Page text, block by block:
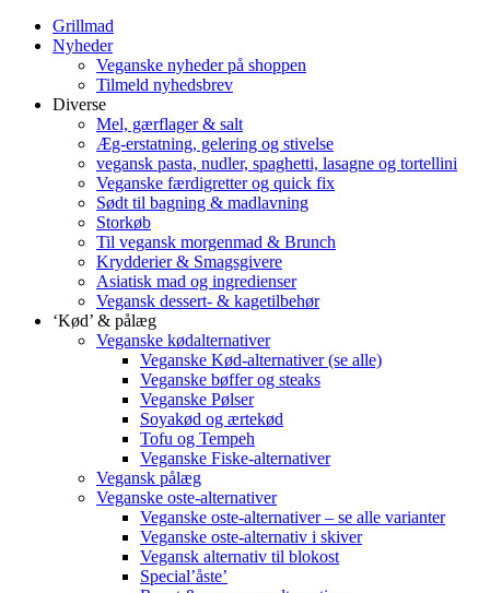
Grillmad
Nyheder
Veganske nyheder på shoppen
Tilmeld nyhedsbrev
Diverse
Mel, gærflager & salt
Æg-erstatning, gelering og stivelse
vegansk pasta, nudler, spaghetti, lasagne og tortellini
Veganske færdigretter og quick fix
Sødt til bagning & madlavning
Storkøb
Til vegansk morgenmad & Brunch
Krydderier & Smagsgivere
Asiatisk mad og ingredienser
Vegansk dessert- & kagetilbehør
‘Kød’ & pålæg
Veganske kødalternativer
Veganske Kød-alternativer (se alle)
Veganske bøffer og steaks
Veganske Pølser
Soyakød og ærtekød
Tofu og Tempeh
Veganske Fiske-alternativer
Vegansk pålæg
Veganske oste-alternativer
Veganske oste-alternativer – se alle varianter
Veganske oste-alternativ i skiver
Vegansk alternativ til blokost
Special’åste’